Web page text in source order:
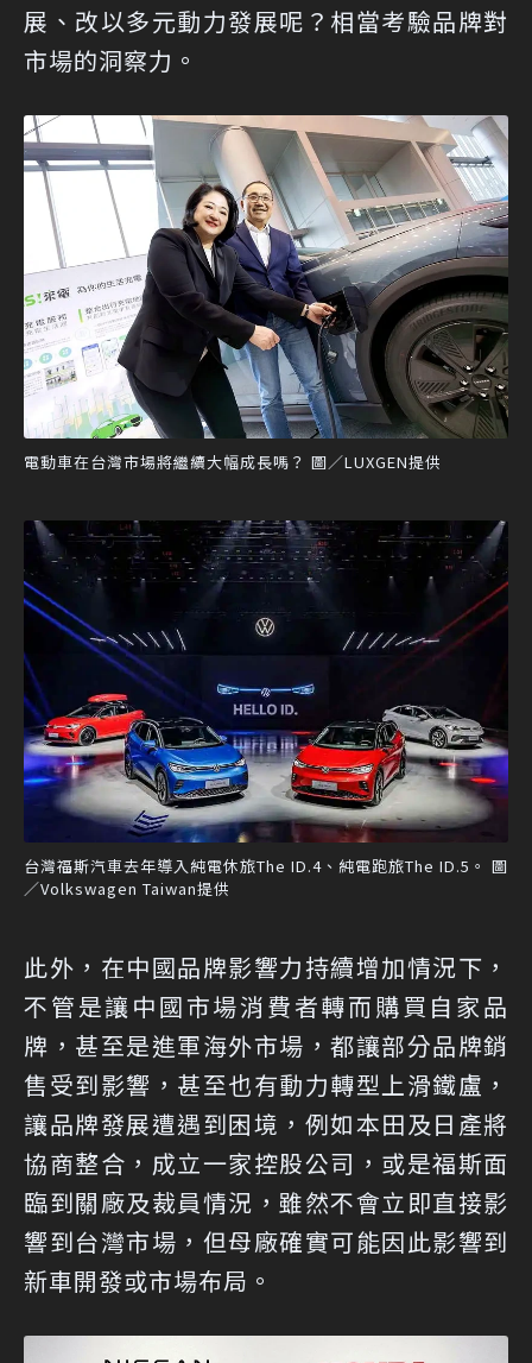
展、改以多元動力發展呢？相當考驗品牌對
市場的洞察力。
電動車在台灣市場將繼續大幅成長嗎？ 圖／LUXGEN提供
台灣福斯汽車去年導入純電休旅The ID.4、純電跑旅The ID.5。 圖
／Volkswagen Taiwan提供
此外，在中國品牌影響力持續增加情況下，
不管是讓中國市場消費者轉而購買自家品
牌，甚至是進軍海外市場，都讓部分品牌銷
售受到影響，甚至也有動力轉型上滑鐵盧，
讓品牌發展遭遇到困境，例如本田及日產將
協商整合，成立一家控股公司，或是福斯面
臨到關廠及裁員情況，雖然不會立即直接影
響到台灣市場，但母廠確實可能因此影響到
新車開發或市場布局。